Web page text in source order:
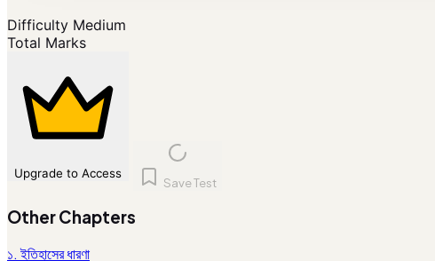
Difficulty Medium
Total Marks
Upgrade to Access
Save Test
Other Chapters
১. ইতিহাসের ধারণা